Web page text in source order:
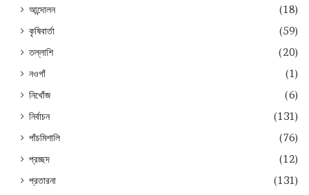
আন্দোলন
(18)
কৃষিবার্তা
(59)
তল্লাশি
(20)
নওগাঁ
(1)
নিখোঁজ
(6)
নির্বাচন
(131)
পাঁচমিশালি
(76)
প্রচ্ছদ
(12)
প্রতারনা
(131)